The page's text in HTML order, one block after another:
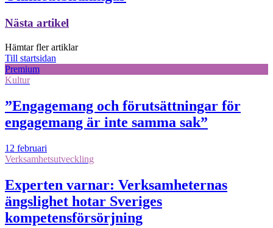
Nästa artikel
Hämtar fler artiklar
Till startsidan
Premium
Kultur
”Engagemang och förutsättningar för
engagemang är inte samma sak”
12 februari
Verksamhetsutveckling
Experten varnar: Verksamheternas
ängslighet hotar Sveriges
kompetensförsörjning